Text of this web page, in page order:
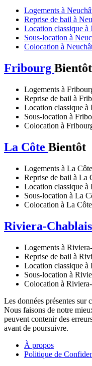
Logements à
Reprise de bail à
Location classique à
Sous-location à
Colocation à
Fribourg Bientôt
Logements à
Reprise de bail à
Location classique à
Sous-location à
Colocation à
La Côte Bientôt
Logements à La Côte
Reprise de bail à La
Location classique à
Sous-location à La
Colocation à La Côte
Riviera-Chablais
Logements à
Reprise de bail à
Location classique à
Sous-location à
Colocation à
Les données présentes sur
Nous faisons de notre
peuvent contenir des
avant de poursuivre.
À propos
Politique de